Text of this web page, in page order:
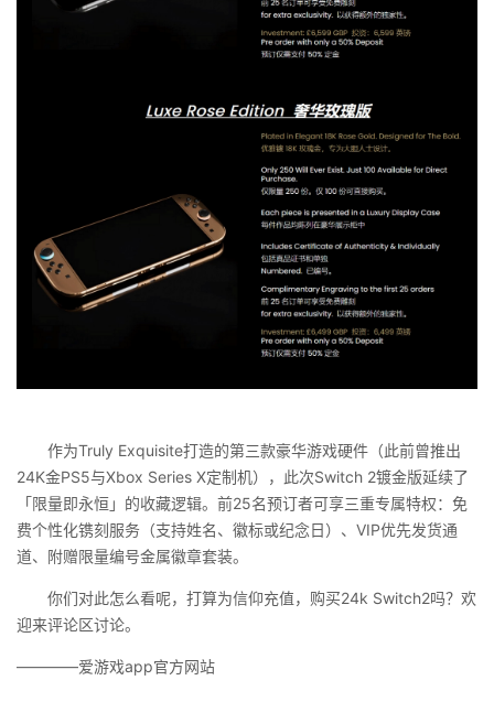
作为Truly Exquisite打造的第三款豪华游戏硬件（此前曾推出
24K金PS5与Xbox Series X定制机），此次Switch 2镀金版延续了
「限量即永恒」的收藏逻辑。前25名预订者可享三重专属特权：免
费个性化镌刻服务（支持姓名、徽标或纪念日）、VIP优先发货通
道、附赠限量编号金属徽章套装。
你们对此怎么看呢，打算为信仰充值，购买24k Switch2吗？欢
迎来评论区讨论。
————爱游戏app官方网站